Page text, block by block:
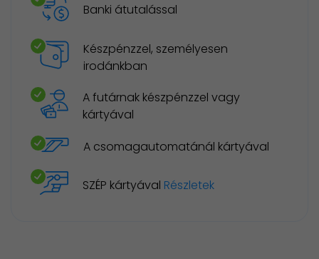
Banki átutalással
Készpénzzel, személyesen
irodánkban
A futárnak készpénzzel vagy
kártyával
A csomagautomatánál kártyával
SZÉP kártyával Részletek